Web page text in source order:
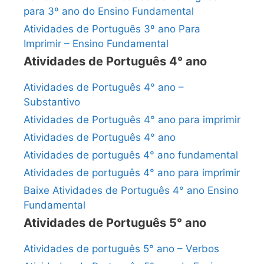
para 3º ano do Ensino Fundamental
Atividades de Português 3º ano Para
Imprimir – Ensino Fundamental
Atividades de Português 4° ano
Atividades de Português 4° ano –
Substantivo
Atividades de Português 4° ano para imprimir
Atividades de Português 4° ano
Atividades de português 4° ano fundamental
Atividades de português 4° ano para imprimir
Baixe Atividades de Português 4° ano Ensino
Fundamental
Atividades de Português 5° ano
Atividades de português 5° ano – Verbos